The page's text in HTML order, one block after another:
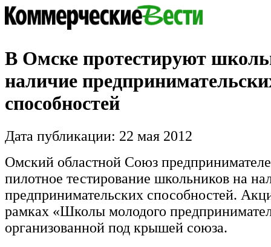
В Омске протестируют
наличие
способностей
Дата публикации: 22 мая 2012
Омский областной Союз
пилотное тестирование школьников на
предпринимательских способностей.
рамках «Школы молодого
организованной под крышей союза.